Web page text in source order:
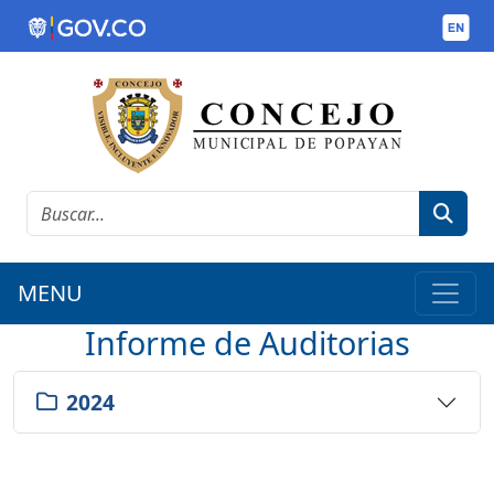
MENU
Informe de Auditorias
2024